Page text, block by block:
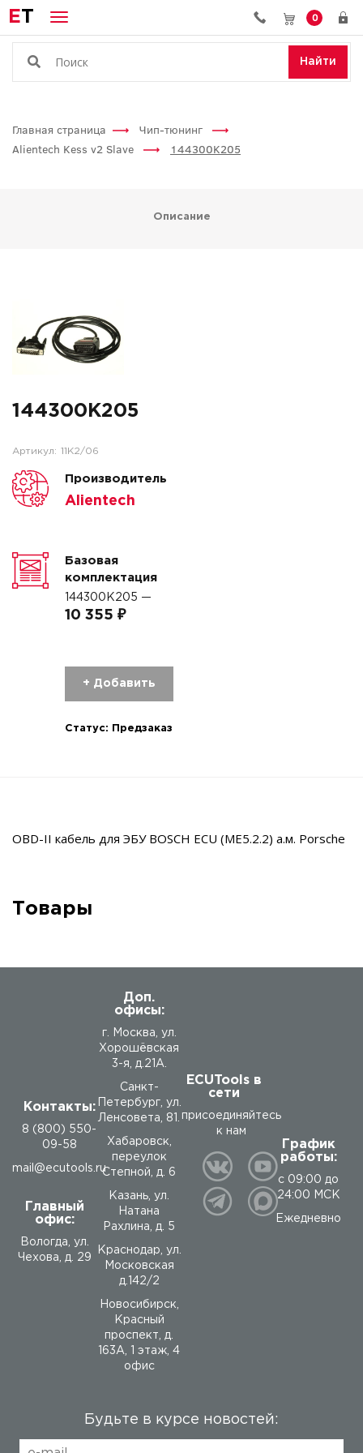
ET 0
Найти
Главная страница
Чип-тюнинг
Alientech Kess v2 Slave
144300K205
Описание
144300K205
Артикул: 11K2/06
Производитель
Alientech
Базовая
комплектация
144300K205 —
10 355 ₽
+ Добавить
Статус: Предзаказ
OBD-II кабель для ЭБУ BOSCH ECU (ME5.2.2) а.м. Porsche
Товары
Контакты:
8 (800) 550-
09-58
mail@ecutools.ru
Главный
офис:
Вологда
ул.
Чехова, д. 29
Доп.
офисы:
г. Москва, ул.
Хорошёвская
3-я, д.21А.
Санкт-
Петербург, ул.
Ленсовета, 81.
Хабаровск,
переулок
Степной, д. 6
Казань, ул.
Натана
Рахлина, д. 5
Краснодар, ул.
Московская
д.142/2
Новосибирск,
Красный
проспект, д.
163А, 1 этаж, 4
офис
ECUTools в
сети
присоединяйтесь
к нам
График
работы:
с 09:00 до
24:00 МСК
Ежедневно
Будьте в курсе новостей: